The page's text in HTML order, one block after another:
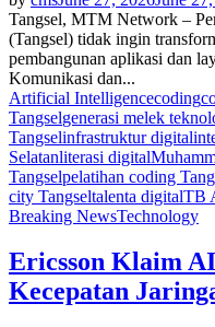
Tangsel, MTM Network –
(Tangsel) tidak ingin
pembangunan aplikasi dan
Komunikasi dan...
Artificial Intelligencecoding
Tangselgenerasi melek
Tangselinfrastruktur digital
Selatanliterasi digital
Tangselpelatihan coding
city Tangseltalenta digitalTB
Breaking NewsTechnology
Ericsson Klaim
Kecepatan